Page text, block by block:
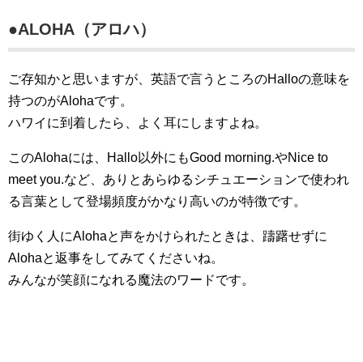
●ALOHA（アロハ）
ご存知かと思いますが、英語で言うところのHalloの意味を
持つのがAlohaです。
ハワイに到着したら、よく耳にしますよね。
このAlohaには、Hallo以外にもGood morning.やNice to
meet you.など、ありとあらゆるシチュエーションで使われ
る言葉として登場頻度がかなり高いのが特徴です。
街ゆく人にAlohaと声をかけられたときは、躊躇せずに
Alohaと返事をしてみてくださいね。
みんなが笑顔になれる魔法のワードです。